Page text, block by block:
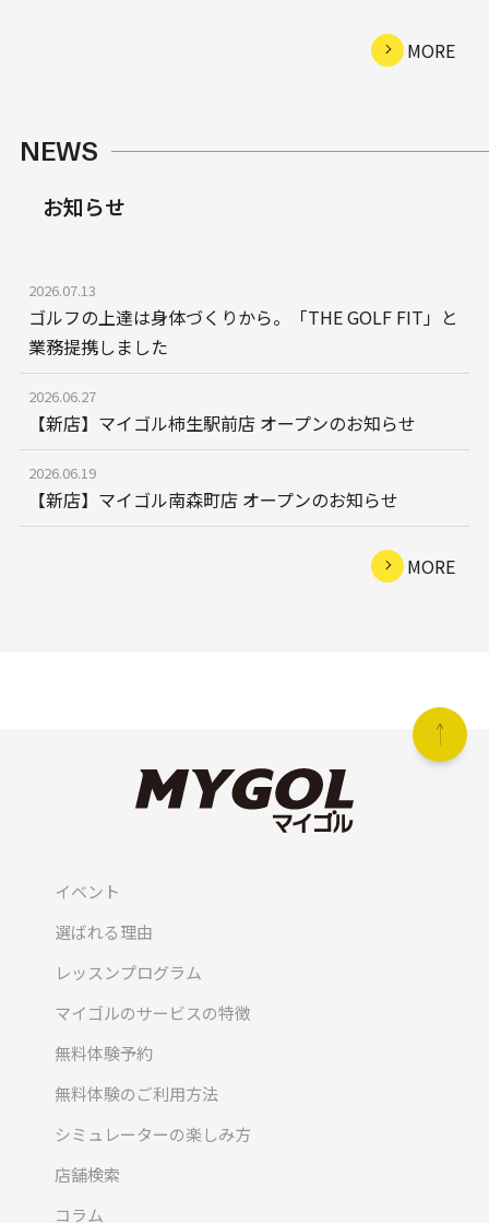
MORE
NEWS
お知らせ
2026.07.13
ゴルフの上達は身体づくりから。「THE GOLF FIT」と
業務提携しました
2026.06.27
【新店】マイゴル柿生駅前店 オープンのお知らせ
2026.06.19
【新店】マイゴル南森町店 オープンのお知らせ
MORE
イベント
選ばれる理由
レッスンプログラム
マイゴルのサービスの特徴
無料体験予約
無料体験のご利用方法
シミュレーターの楽しみ方
店舗検索
コラム